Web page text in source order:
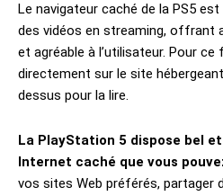
Le navigateur caché de la PS5
des vidéos en streaming, offrant
et agréable à l’utilisateur. Pour
directement sur le site
dessus pour la lire.
La PlayStation 5 dispose bel
Internet caché que vous
vos sites Web préférés, partager